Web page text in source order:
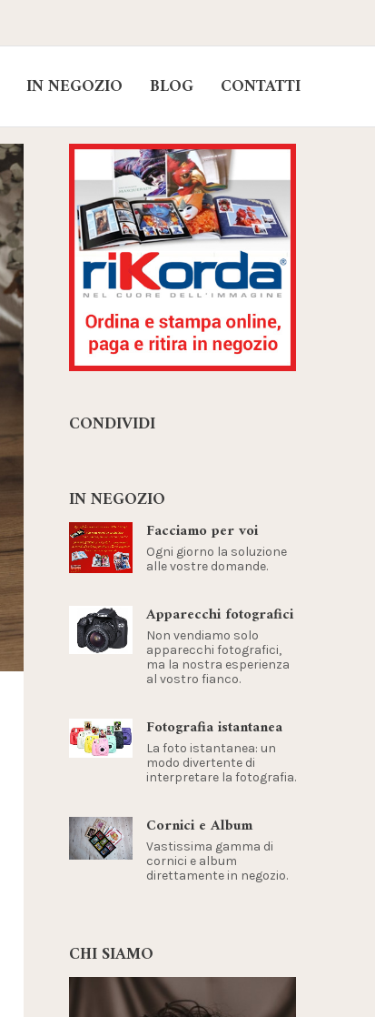
IN NEGOZIO BLOG CONTATTI
CONDIVIDI
IN NEGOZIO
Facciamo per voi
Ogni giorno la soluzione
alle vostre domande.
Apparecchi fotografici
Non vendiamo solo
apparecchi fotografici,
ma la nostra esperienza
al vostro fianco.
Fotografia istantanea
La foto istantanea: un
modo divertente di
interpretare la fotografia.
Cornici e Album
Vastissima gamma di
cornici e album
direttamente in negozio.
CHI SIAMO